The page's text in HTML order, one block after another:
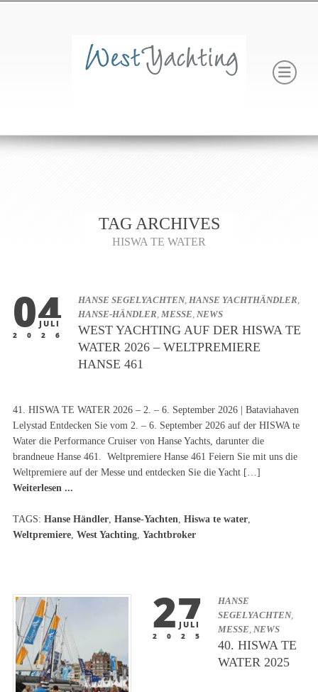
TAG ARCHIVES
HISWA TE WATER
04
JULI
2026
HANSE SEGELYACHTEN, HANSE YACHTHÄNDLER,
HANSE-HÄNDLER, MESSE, NEWS
WEST YACHTING AUF DER HISWA TE
WATER 2026 – WELTPREMIERE
HANSE 461
41. HISWA TE WATER 2026 – 2. – 6. September 2026 | Bataviahaven
Lelystad Entdecken Sie vom 2. – 6. September 2026 auf der HISWA te
Water die Performance Cruiser von Hanse Yachts, darunter die
brandneue Hanse 461. Weltpremiere Hanse 461 Feiern Sie mit uns die
Weltpremiere auf der Messe und entdecken Sie die Yacht […]
Weiterlesen ...
TAGS: Hanse Händler, Hanse-Yachten, Hiswa te water,
Weltpremiere, West Yachting, Yachtbroker
27
JULI
2025
HANSE
SEGELYACHTEN,
MESSE, NEWS
40. HISWA TE
WATER 2025